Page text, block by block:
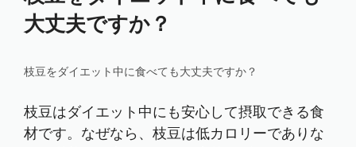
大丈夫ですか？
枝豆をダイエット中に食べても大丈夫ですか？
枝豆はダイエット中にも安心して摂取できる食
材です。なぜなら、枝豆は低カロリーでありな